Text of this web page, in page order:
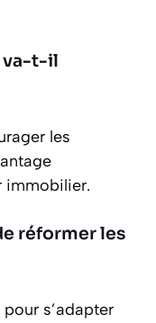
va-t-il
les
immobilier.
réformer les
s’adapter